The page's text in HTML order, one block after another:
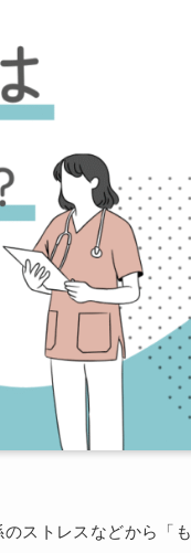
ストレスなどから「